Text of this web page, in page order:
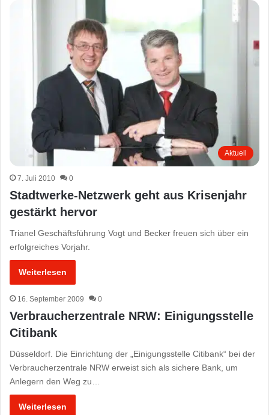
Aktuell
7. Juli 2010 0
Stadtwerke-Netzwerk geht aus Krisenjahr
gestärkt hervor
Trianel Geschäftsführung Vogt und Becker freuen sich über ein
erfolgreiches Vorjahr.
Weiterlesen
16. September 2009 0
Verbraucherzentrale NRW: Einigungsstelle
Citibank
Düsseldorf. Die Einrichtung der „Einigungsstelle Citibank“ bei der
Verbraucherzentrale NRW erweist sich als sichere Bank, um
Anlegern den Weg zu…
Weiterlesen